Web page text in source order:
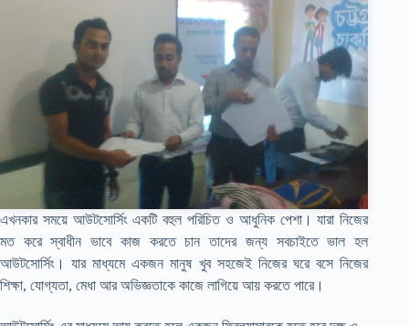
এখনকার সময়ে আউটসোর্সিং একটি বহুল পরিচিত ও আধুনিক পেশা। যারা নিজের
মত করে স্বাধীন ভাবে কাজ করতে চান তাদের জন্য সবচাইতে ভাল হল
আউটসোর্সিং। যার মাধ্যমে একজন মানুষ খুব সহজেই নিজের ঘরে বসে নিজের
শিক্ষা, যোগ্যতা, মেধা আর অভিজ্ঞতাকে কাজে লাগিয়ে আয় করতে পারে।